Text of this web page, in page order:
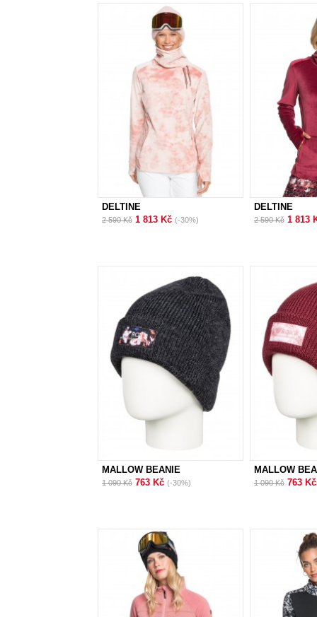
DELTINE
2 590 Kč 1 813 Kč (-30%)
DELTINE
2 590 Kč 1 813
MALLOW BEANIE
1 090 Kč 763 Kč (-30%)
MALLOW
1 090 Kč 763